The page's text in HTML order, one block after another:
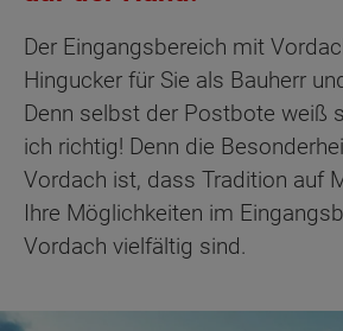
Der Eingangsbereich mit
Hingucker für Sie als Bauherr
Denn selbst der Postbote weiß
ich richtig! Denn die
Vordach ist, dass Tradition auf
Ihre Möglichkeiten im
Vordach vielfältig sind.